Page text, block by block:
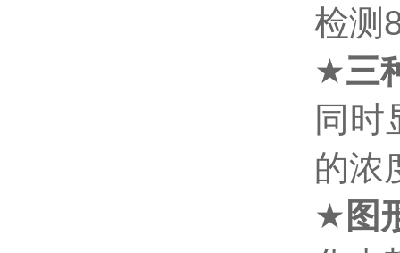
检测
★三
同时
的浓
★ 图